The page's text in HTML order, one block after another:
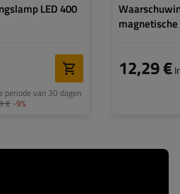
LED 400
periode van 30 dagen
€ -9%
12,29 €